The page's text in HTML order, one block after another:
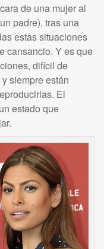
de una mujer al
padre), tras una
estas situaciones
cansancio. Y es que
difícil de
siempre están
El
estado que